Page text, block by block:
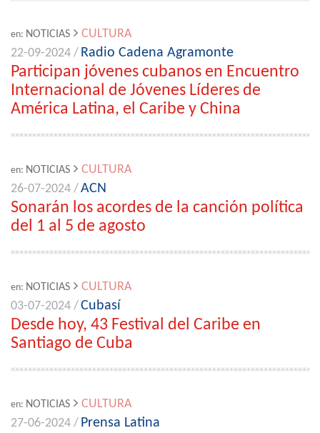
en: NOTICIAS
CULTURA
22-09-2024 / Radio Cadena Agramonte
Participan jóvenes cubanos en Encuentro
Internacional de Jóvenes Líderes de
América Latina, el Caribe y China
en: NOTICIAS
CULTURA
26-07-2024 /ACN
Sonarán los acordes de la canción política
del 1 al 5 de agosto
en: NOTICIAS
CULTURA
03-07-2024 /Cubasí
Desde hoy, 43 Festival del Caribe en
Santiago de Cuba
en: NOTICIAS
CULTURA
27-06-2024 / Prensa Latina